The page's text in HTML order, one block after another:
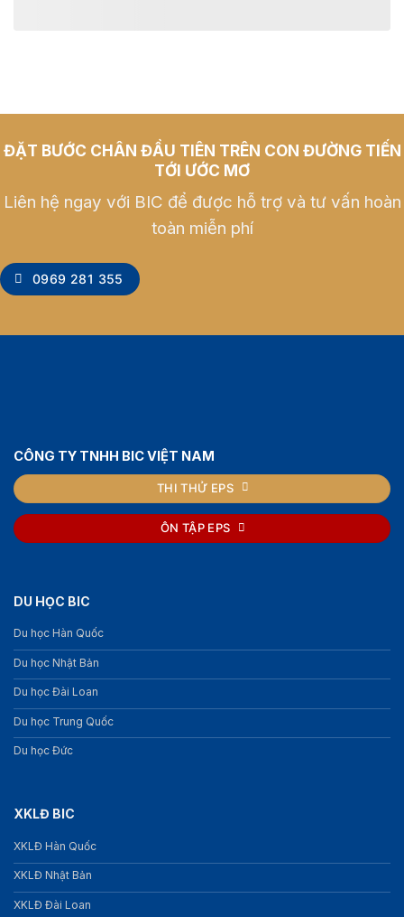
ĐẶT BƯỚC CHÂN ĐẦU TIÊN TRÊN CON ĐƯỜNG TIẾN
TỚI ƯỚC MƠ
Liên hệ ngay với BIC để được hỗ trợ và tư vấn hoàn
toàn miễn phí
0969 281 355
CÔNG TY TNHH BIC VIỆT NAM
THI THỬ EPS
ÔN TẬP EPS
DU HỌC BIC
Du học Hàn Quốc
Du học Nhật Bản
Du học Đài Loan
Du học Trung Quốc
Du học Đức
XKLĐ BIC
XKLĐ Hàn Quốc
XKLĐ Nhật Bản
XKLĐ Đài Loan